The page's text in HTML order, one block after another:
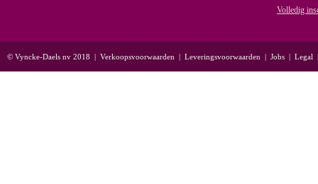
Volledig
© Vyncke-Daels nv 2018 | Verkoopsvoorwaarden | Leveringsvoorwaarden | Jobs | Legal